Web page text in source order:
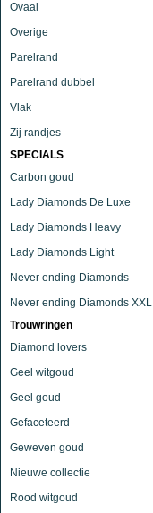
Ovaal
Overige
Parelrand
Parelrand dubbel
Vlak
Zij randjes
SPECIALS
Carbon goud
Lady Diamonds De Luxe
Lady Diamonds Heavy
Lady Diamonds Light
Never ending Diamonds
Never ending Diamonds XXL
Trouwringen
Diamond lovers
Geel witgoud
Geel goud
Gefaceteerd
Geweven goud
Nieuwe collectie
Rood witgoud